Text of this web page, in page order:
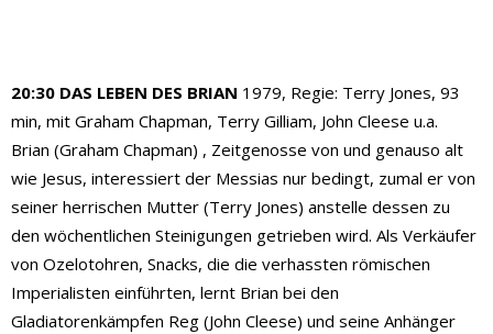
20:30 DAS LEBEN DES BRIAN 1979, Regie: Terry Jones, 93
min, mit Graham Chapman, Terry Gilliam, John Cleese u.a.
Brian (Graham Chapman) , Zeitgenosse von und genauso alt
wie Jesus, interessiert der Messias nur bedingt, zumal er von
seiner herrischen Mutter (Terry Jones) anstelle dessen zu
den wöchentlichen Steinigungen getrieben wird. Als Verkäufer
von Ozelotohren, Snacks, die die verhassten römischen
Imperialisten einführten, lernt Brian bei den
Gladiatorenkämpfen Reg (John Cleese) und seine Anhänger